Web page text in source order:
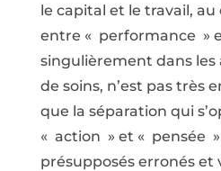
le capital et le travail,
entre « performance »
singulièrement dans les
de soins, n’est pas très
que la séparation qui
« action » et « pensée
présupposés erronés et